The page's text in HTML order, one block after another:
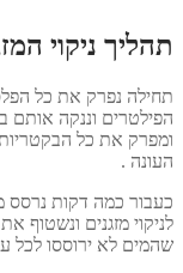
תהליך ניקוי
תחילה נפרק את כל
הפילטרים וננקה אותם
ומפרק את כל
העונה .
כעבור כמה דקות נרסס
לניקוי מזגנים ונשטוף
שהמים לא ירוססו לכל